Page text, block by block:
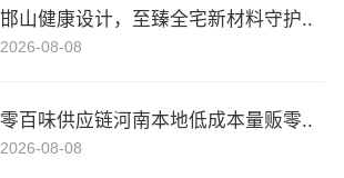
邯山健康设计，至臻全宅新材料守护..
2026-08-08
零百味供应链河南本地低成本量贩零..
2026-08-08